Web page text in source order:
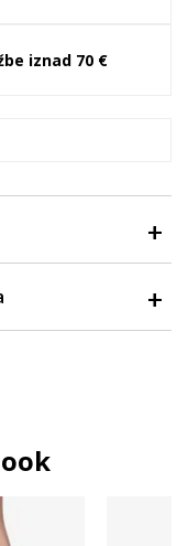
iznad 70 €